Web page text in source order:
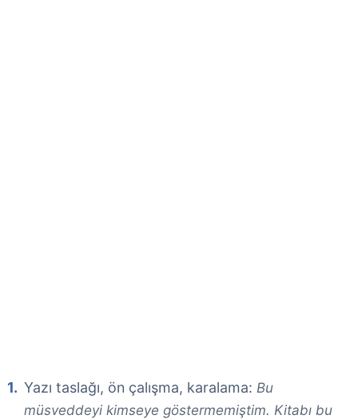
Yazı taslağı, ön çalışma, karalama: Bu
müsveddeyi kimseye göstermemiştim. Kitabı bu